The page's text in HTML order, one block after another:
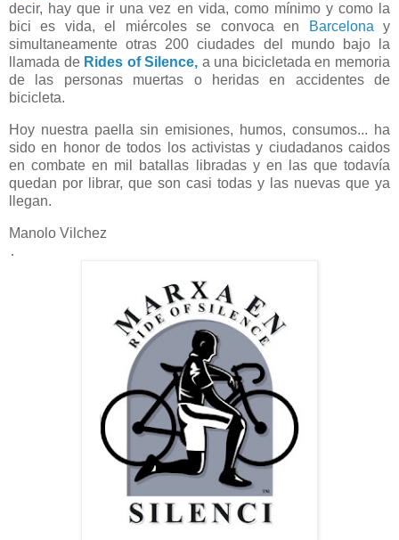
decir, hay que ir una vez en vida, como mínimo y como la
bici es vida, el miércoles se convoca en
Barcelona y
simultaneamente otras 200 ciudades del mundo bajo la
llamada de Rides of Silence, a una bicicletada en memoria
de las personas muertas o heridas en accidentes de
bicicleta.
Hoy nuestra paella sin emisiones, humos, consumos... ha
sido en honor de todos los activistas y ciudadanos caidos
en combate en mil batallas libradas y en las que todavía
quedan por librar, que son casi todas y las nuevas que ya
llegan.
Manolo Vilchez
.